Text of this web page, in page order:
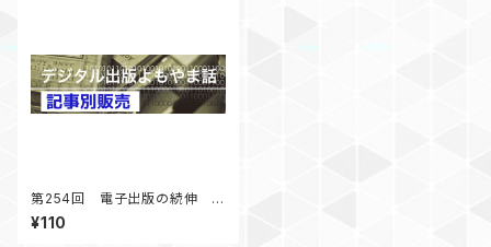
第254回 電子出版の続伸 電
子図書館の普及 「デジタル出
版よもやま話」 2022年4月号
¥110